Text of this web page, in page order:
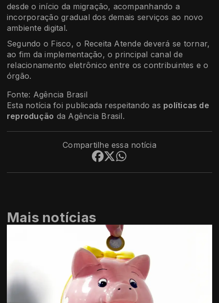
desde o início da migração, acompanhando a
incorporação gradual dos demais serviços ao novo
ambiente digital.
Segundo o Fisco, o Receita Atende deverá se tornar,
ao fim da implementação, o principal canal de
relacionamento eletrônico entre os contribuintes e o
órgão.
Fonte: Agência Brasil
Esta notícia foi publicada respeitando as políticas de
reprodução da Agência Brasil.
Compartilhe essa notícia
Mais notícias